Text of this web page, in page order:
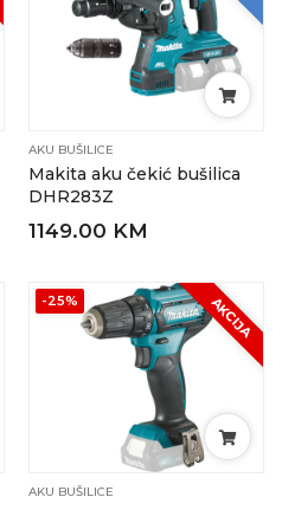
AKU BUŠILICE
Makita aku čekić bušilica
DHR283Z
1149.00 KM
-25% AKCIJA
AKU BUŠILICE